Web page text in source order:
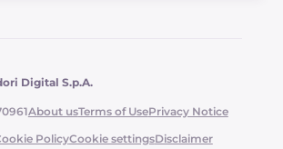
Digital S.p.A.
About usTerms of UsePrivacy Notice
PolicyCookie settingsDisclaimer